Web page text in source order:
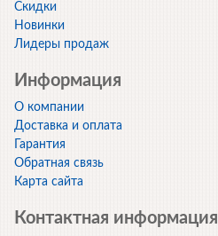
Скидки
Новинки
Лидеры продаж
Информация
О компании
Доставка и оплата
Гарантия
Обратная связь
Карта сайта
Контактная информация